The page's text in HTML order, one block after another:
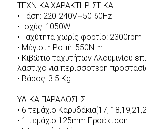
ΤΕΧΝΙΚΑ ΧΑΡΑΚΤΗΡΙΣΤΙΚΑ
• Τάση: 220-240V~50-60Hz
• Ισχύς: 1050W
• Ταχύτητα χωρίς φορτίο: 2300rpm
• Μέγιστη Ροπή: 550N.m
• Κιβώτιο ταχυτήτων Αλουμινίου
λάστιχο για περισσοτερη
• Βάρος: 3.5 Kg
ΥΛΙΚΑ ΠΑΡΑΔΟΣΗΣ
• 6 τεμάχιο Καρυδάκια(17,
• 1 τεμάχιο 125mm Προέκταση